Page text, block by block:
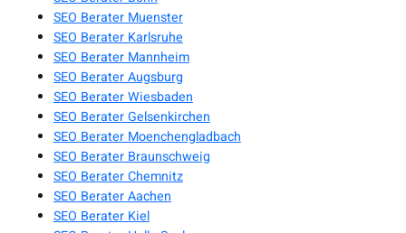
SEO Berater Muenster
SEO Berater Karlsruhe
SEO Berater Mannheim
SEO Berater Augsburg
SEO Berater Wiesbaden
SEO Berater Gelsenkirchen
SEO Berater Moenchengladbach
SEO Berater Braunschweig
SEO Berater Chemnitz
SEO Berater Aachen
SEO Berater Kiel